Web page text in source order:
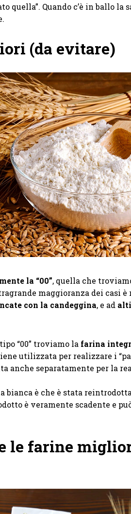
quella”. Quando c’è in ballo la
(da evitare)
la “00”, quella che
maggioranza dei casi è
con la candeggina, e ad
“00” troviamo la farina
utilizzata per realizzare i
anche separatamente per la
bianca è che è stata
è veramente scadente e
le farine